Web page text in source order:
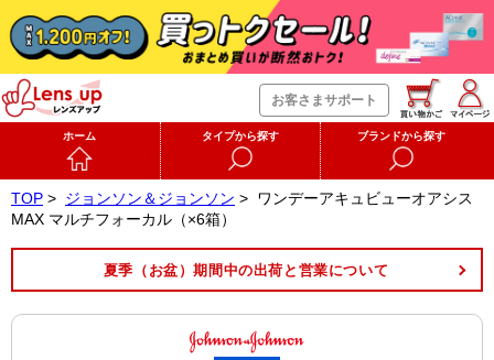
お客さまサポート
ホーム タイプから探す ブランドから探す
TOP > ジョンソン＆ジョンソン > ワンデーアキュビューオアシス
MAX マルチフォーカル（×6箱）
夏季（お盆）期間中の出荷と営業について